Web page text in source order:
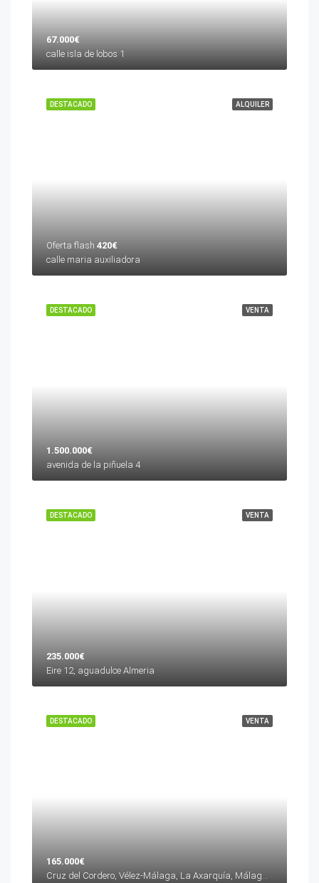
67.000€
calle isla de lobos 1
ALQUILER
DESTACADO
Oferta flash 420€
calle maria auxiliadora
VENTA
DESTACADO
1.500.000€
avenida de la piñuela 4
VENTA
DESTACADO
235.000€
Eire 12, aguadulce Almeria
VENTA
DESTACADO
165.000€
Cruz del Cordero, Vélez-Málaga, La Axarquía, Málaga, Andalucía, 29700, España